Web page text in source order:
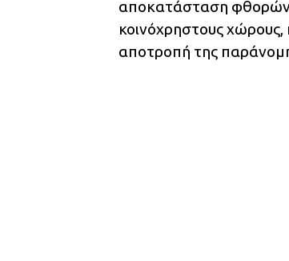
αποκατάσταση φθορών
κοινόχρηστους
αποτροπή της